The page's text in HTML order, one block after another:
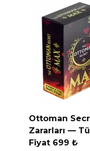
Ottoman
Zararları —
Fiyat 699 ₺